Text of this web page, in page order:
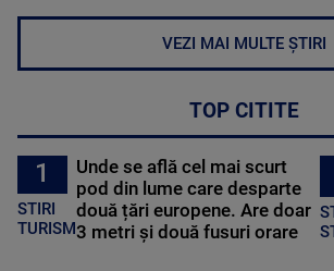
VEZI MAI MULTE ȘTIRI
TOP CITITE
1
STIRI
TURISM
Unde se află cel mai scurt
pod din lume care desparte
două țări europene. Are doar
3 metri și două fusuri orare